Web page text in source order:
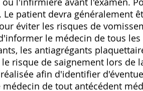
Le patient devra généralement
éviter les risques de
le médecin de tous
les antiagrégants
risque de saignement lors de
afin d'identifier
de tout antécédent